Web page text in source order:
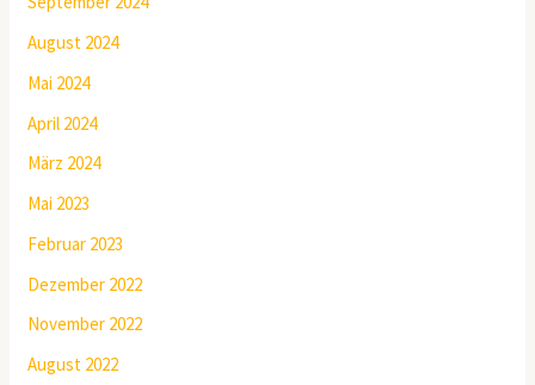
August 2024
Mai 2024
April 2024
März 2024
Mai 2023
Februar 2023
Dezember 2022
November 2022
August 2022